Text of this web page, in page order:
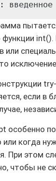
int().
или
если в
особенно
когда
При этом
чтобы не